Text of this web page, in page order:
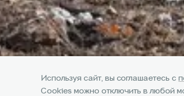
Используя сайт, вы соглашаетесь с
Cookies можно отключить в любой